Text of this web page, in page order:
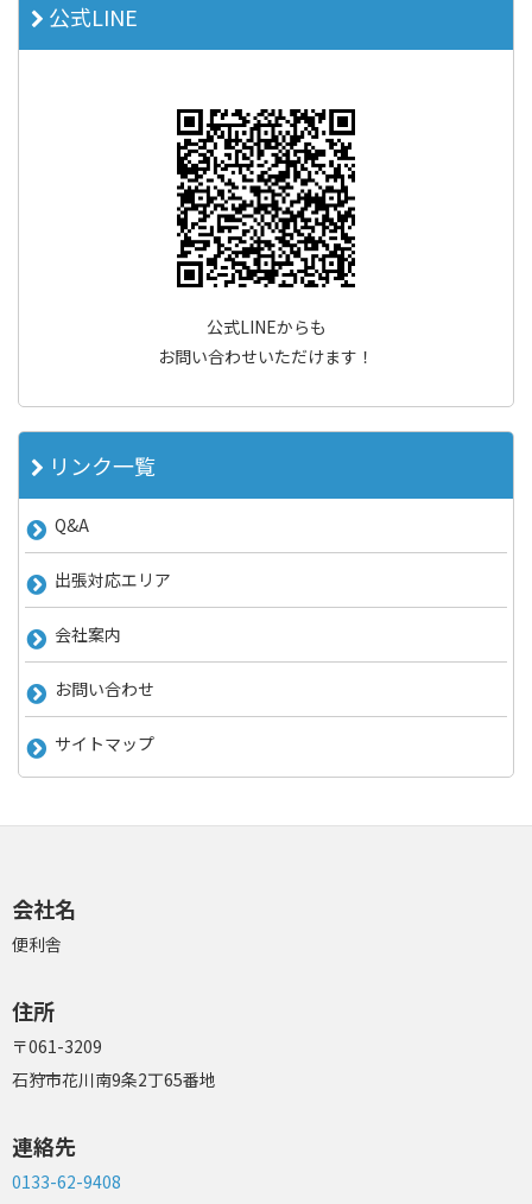
公式LINE
公式LINEからも
お問い合わせいただけます！
リンク一覧
Q&A
出張対応エリア
会社案内
お問い合わせ
サイトマップ
会社名
便利舎
住所
〒061-3209
石狩市花川南9条2丁65番地
連絡先
0133-62-9408